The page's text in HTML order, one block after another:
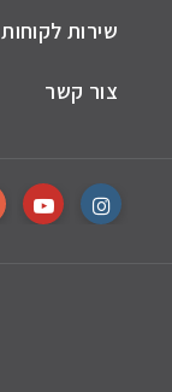
שירות לקוחות
צור קשר